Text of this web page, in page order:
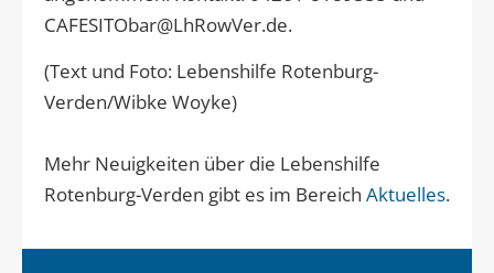
CAFESITObar@LhRowVer.de.
(Text und Foto: Lebenshilfe Rotenburg-
Verden/Wibke Woyke)
Mehr Neuigkeiten über die Lebenshilfe
Rotenburg-Verden gibt es im Bereich Aktuelles.